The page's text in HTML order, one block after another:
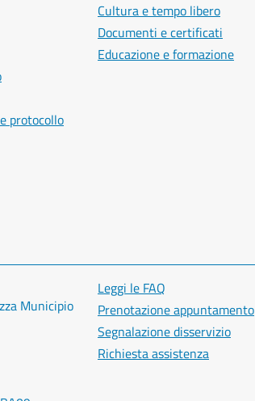
protocollo
Cultura e tempo libero
Documenti e certificati
Educazione e formazione
Municipio
Leggi le FAQ
Prenotazione appuntamento
Segnalazione disservizio
Richiesta assistenza